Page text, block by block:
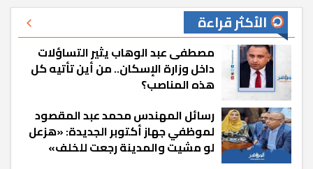
الأكثر قراءة
مصطفى عبد الوهاب يثير التساؤلات
داخل وزارة الإسكان.. من أين تأتيه كل
هذه المناصب؟
رسائل المهندس محمد عبد المقصود
لموظفي جهاز أكتوبر الجديدة: «هزعل
لو مشيت والمدينة رجعت للخلف»